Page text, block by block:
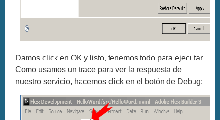
Damos click en OK y listo, tenemos todo para ejecutar.
Como usamos un trace para ver la respuesta de
nuestro servicio, hacemos click en el botón de Debug: